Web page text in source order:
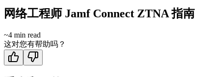
网络工程师 Jamf Connect ZTNA 指南
~4 min read
这对您有帮助吗？